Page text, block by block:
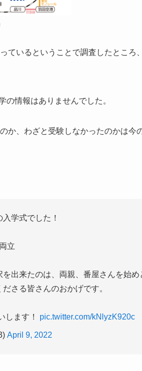
ているということで調査したところ
情報はありませんでした。
か、わざと受験しなかったのかは今
学式でした！
立
出来たのは、両親、番屋さんを始め
さる皆さんのおかげです。
します！ pic.twitter.com/kNlyzK920c
April 9, 2022